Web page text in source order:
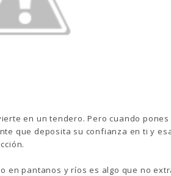
en un tendero. Pero cuando
que deposita su confianza en ti y
en pantanos y ríos es algo que no